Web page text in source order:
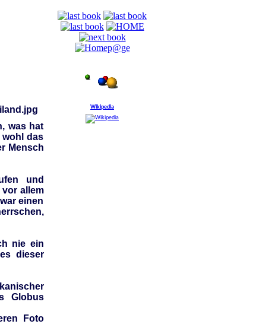
was hat
das
Mensch
und
allem
einen
nie ein
dieser
Globus
Foto
Wikipedia